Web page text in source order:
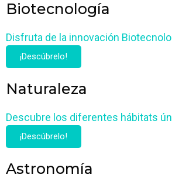
Biotecnología
Disfruta de la innovación
¡Descúbrelo!
Naturaleza
Descubre los diferentes hábitats
¡Descúbrelo!
Astronomía